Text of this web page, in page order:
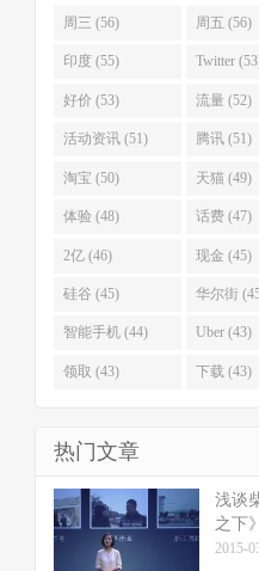
周三 (56) 周五 (56)
印度 (55) Twitter
好价 (53) 流量 (52)
活动资讯 (51) 腾讯 (51)
淘宝 (50) 天猫 (49)
体验 (48) 话费 (47)
2亿 (46) 现金 (45)
硅谷 (45) 华尔街
智能手机 (44) Uber (43)
领取 (43) 下载 (43)
热门文章
浅谈
之下
2015-